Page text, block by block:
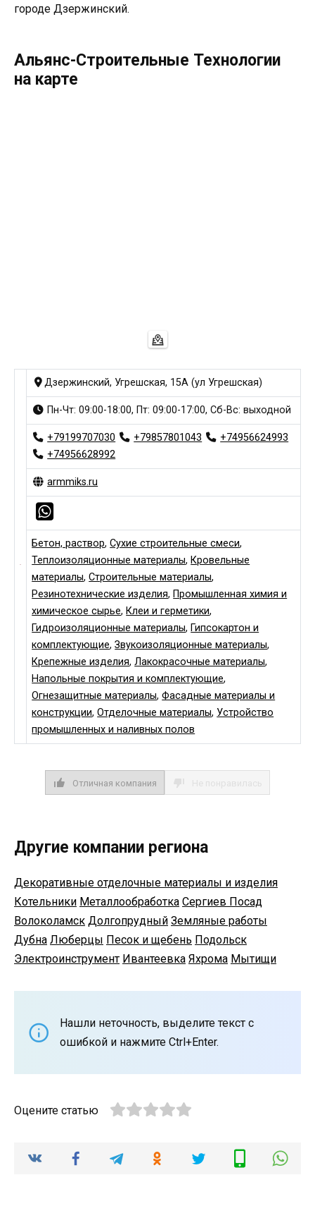
городе Дзержинский.
Альянс-Строительные Технологии
на карте
Дзержинский, Угрешская, 15А (ул Угрешская)
Пн-Чт: 09:00-18:00, Пт: 09:00-17:00, Сб-Вс: выходной
+79199707030 +79857801043
+74956624993
+74956628992
armmiks.ru
Бетон, раствор,Сухие строительные смеси,
Теплоизоляционные материалы, Кровельные
материалы,Строительные материалы,
Резинотехнические изделия, Промышленная химия и
химическое сырье, Клеи и герметики,
Гидроизоляционные материалы, Гипсокартон и
комплектующие,Звукоизоляционные материалы,
Крепежные изделия,Лакокрасочные материалы,
Напольные покрытия и комплектующие,
Огнезащитные материалы,Фасадные материалы и
конструкции,Отделочные материалы,Устройство
промышленных и наливных полов
Отличная компания
Другие компании региона
Декоративные отделочные материалы и изделия
Котельники Металлообработка Сергиев Посад
Волоколамск Долгопрудный Земляные работы
Дубна Люберцы Песок и щебень Подольск
Электроинструмент Ивантеевка Яхрома Мытищи
Нашли неточность, выделите текст с
ошибкой и нажмите Ctrl+Enter.
Оцените статью